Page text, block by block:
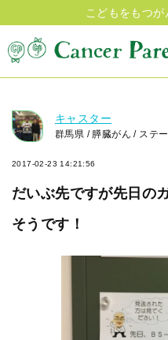
こどもをもつ
キャスター
群馬県 / 膵臓がん / ステ
2017-02-23 14:21:56
だいぶ先ですが先日の
そうです！